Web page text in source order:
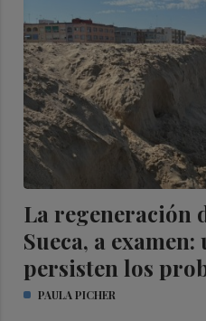
La regeneración
Sueca, a
persisten los
PAULA PICHER